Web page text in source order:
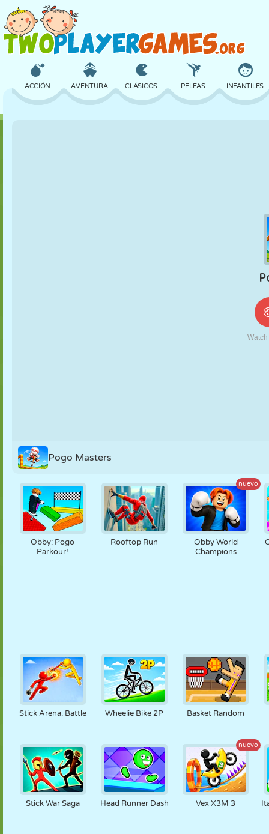
ACCIÓN AVENTURA CLÁSICOS PELEAS INFANTILES
Pogo Masters
Obby: Pogo
Parkour!
Rooftop Run
nuevo
Obby World
Champions
Stick Arena: Battle Wheelie Bike 2P Basket Random
Stick War Saga Head Runner Dash
nuevo
Vex X3M 3